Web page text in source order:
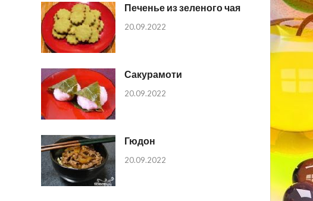
Печенье из зеленого чая
20.09.2022
Сакурамоти
20.09.2022
Гюдон
20.09.2022